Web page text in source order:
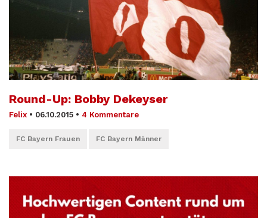
Round-Up: Bobby Dekeyser
Felix • 06.10.2015 • 4 Kommentare
FC Bayern Frauen FC Bayern Männer